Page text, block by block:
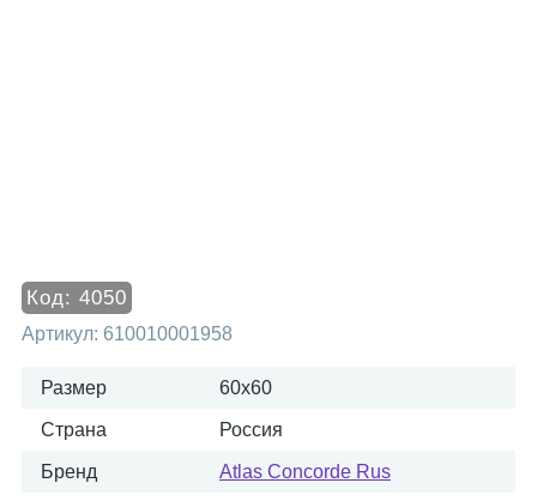
Код: 4050
Артикул: 610010001958
Размер 60x60
Страна Россия
Бренд Atlas Concorde Rus